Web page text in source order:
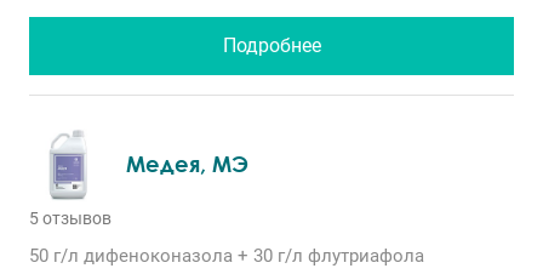
Подробнее
Медея, МЭ
5 отзывов
50 г/л дифеноконазола + 30 г/л флутриафола